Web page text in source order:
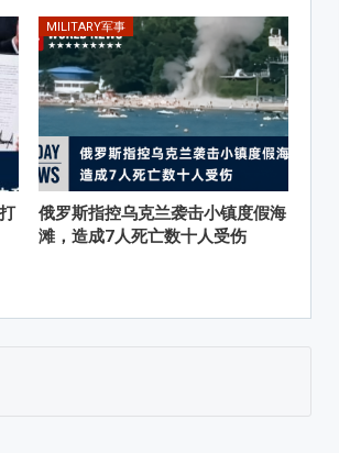
MILITARY军事
俄罗斯指控乌克兰袭击小镇度假海
滩，造成7人死亡数十人受伤